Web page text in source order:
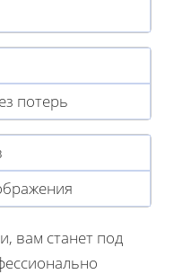
потерь
вам станет под